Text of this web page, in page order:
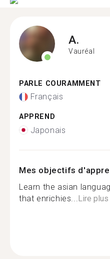
A.
Vauréal
PARLE COURAMMENT
Français
APPREND
Japonais
Mes objectifs
Learn the asian
that enrichies... Lire plus